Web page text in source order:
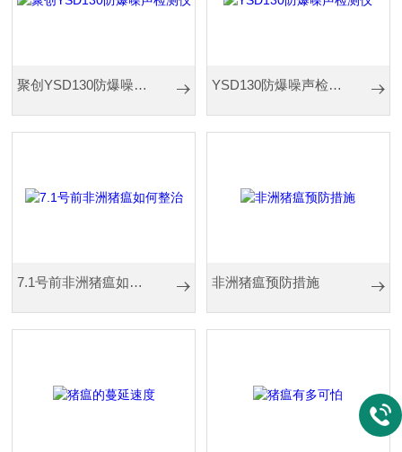
聚创YSD130防爆噪声检测仪 YSD130防爆噪声检测仪
7.1号前非洲猪瘟如何整治 非洲猪瘟预防措施